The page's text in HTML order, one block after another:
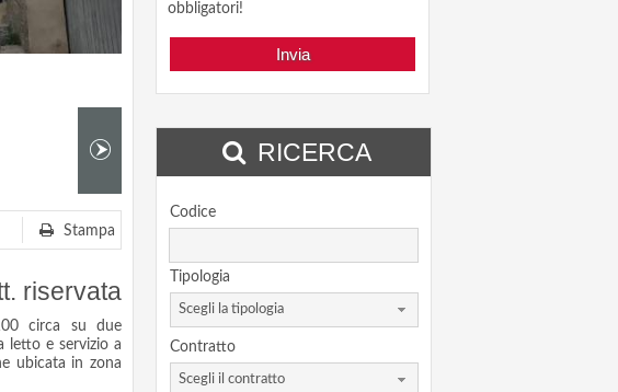
Stampa
riservata
circa su due
letto e servizio a
ubicata in zona
obbligatori!
RICERCA
Codice
Tipologia
Scegli la tipologia
Contratto
Scegli il contratto